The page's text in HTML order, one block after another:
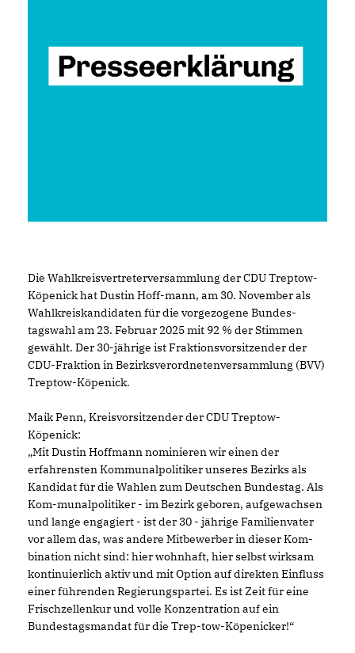
Die Wahlkreisvertreterversammlung der CDU Treptow-
Köpenick hat Dustin Hoff-mann, am 30. November als
Wahlkreiskandidaten für die vorgezogene Bundes-
tagswahl am 23. Februar 2025 mit 92 % der Stimmen
gewählt. Der 30-jährige ist Fraktionsvorsitzender der
CDU-Fraktion in Bezirksverordnetenversammlung (BVV)
Treptow-Köpenick.
Maik Penn, Kreisvorsitzender der CDU Treptow-
Köpenick:
Mit Dustin Hoffmann nominieren wir einen der
erfahrensten Kommunalpolitiker unseres Bezirks als
Kandidat für die Wahlen zum Deutschen Bundestag. Als
Kom-munalpolitiker - im Bezirk geboren, aufgewachsen
und lange engagiert - ist der 30 - jährige Familienvater
vor allem das, was andere Mitbewerber in dieser Kom-
bination nicht sind: hier wohnhaft, hier selbst wirksam
kontinuierlich aktiv und mit Option auf direkten Einfluss
einer führenden Regierungspartei. Es ist Zeit für eine
Frischzellenkur und volle Konzentration auf ein
Bundestagsmandat für die Trep-tow-Köpenicker!“